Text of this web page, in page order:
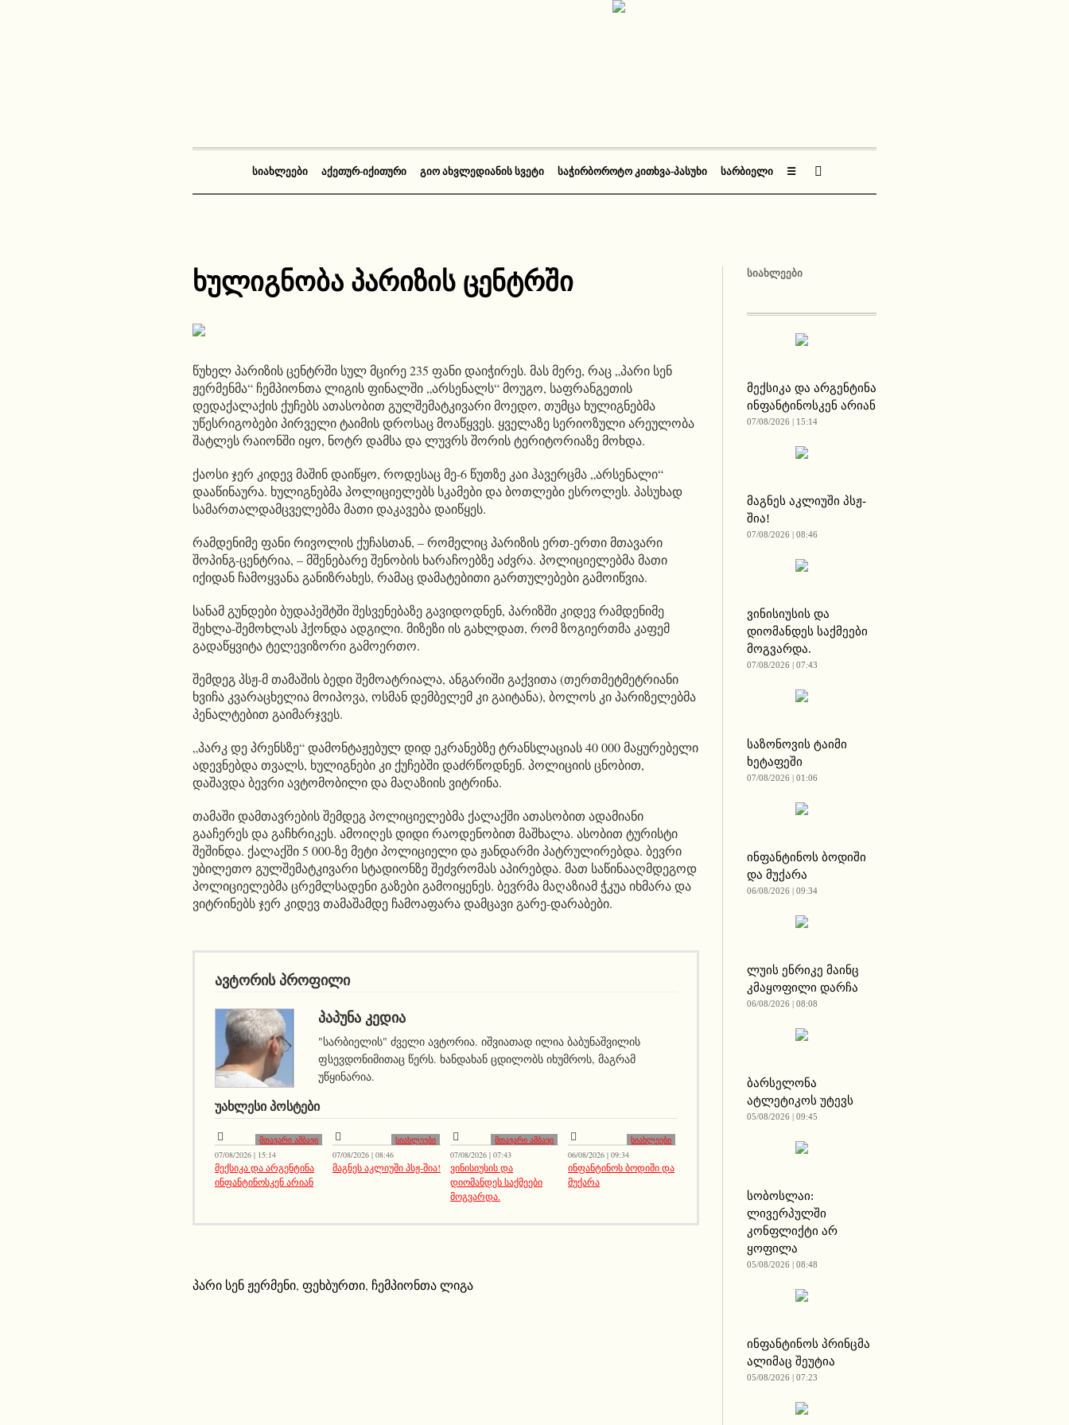
ᲡᲘᲐᲮᲚᲔᲔᲑᲘ ᲐᲥᲔᲗᲣᲠ-ᲘᲥᲘᲗᲣᲠᲘ ᲒᲘᲝ ᲐᲮᲕᲚᲔᲓᲘᲐᲜᲘᲡ ᲡᲕᲔᲢᲘ ᲡᲐᲭᲘᲠᲑᲝᲠᲝᲢᲝ ᲙᲘᲗᲮᲕᲐ-ᲞᲐᲡᲣᲮᲘ ᲡᲐᲠᲑᲘᲔᲚᲘ ☰
ხულიგნობა პარიზის ცენტრში
წუხელ პარიზის ცენტრში სულ მცირე 235 ფანი დაიჭირეს. მას მერე, რაც „პარი სენ
ჟერმენმა“ ჩემპიონთა ლიგის ფინალში „არსენალს“ მოუგო, საფრანგეთის
დედაქალაქის ქუჩებს ათასობით გულშემატკივარი მოედო, თუმცა ხულიგნებმა
უწესრიგობები პირველი ტაიმის დროსაც მოაწყვეს. ყველაზე სერიოზული არეულობა
შატლეს რაიონში იყო, ნოტრ დამსა და ლუვრს შორის ტერიტორიაზე მოხდა.
ქაოსი ჯერ კიდევ მაშინ დაიწყო, როდესაც მე-6 წუთზე კაი ჰავერცმა „არსენალი“
დააწინაურა. ხულიგნებმა პოლიციელებს სკამები და ბოთლები ესროლეს. პასუხად
სამართალდამცველებმა მათი დაკავება დაიწყეს.
რამდენიმე ფანი რივოლის ქუჩასთან, – რომელიც პარიზის ერთ-ერთი მთავარი
შოპინგ-ცენტრია, – მშენებარე შენობის ხარაჩოებზე აძვრა. პოლიციელებმა მათი
იქიდან ჩამოყვანა განიზრახეს, რამაც დამატებითი გართულებები გამოიწვია.
სანამ გუნდები ბუდაპეშტში შესვენებაზე გავიდოდნენ, პარიზში კიდევ რამდენიმე
შეხლა-შემოხლას ჰქონდა ადგილი. მიზეზი ის გახლდათ, რომ ზოგიერთმა კაფემ
გადაწყვიტა ტელევიზორი გამოერთო.
შემდეგ პსჟ-მ თამაშის ბედი შემოატრიალა, ანგარიში გაქვითა (თერთმეტმეტრიანი
ხვიჩა კვარაცხელია მოიპოვა, ოსმან დემბელემ კი გაიტანა), ბოლოს კი პარიზელებმა
პენალტებით გაიმარჯვეს.
„პარკ დე პრენსზე“ დამონტაჟებულ დიდ ეკრანებზე ტრანსლაციას 40 000 მაყურებელი
ადევნებდა თვალს, ხულიგნები კი ქუჩებში დაძრწოდნენ. პოლიციის ცნობით,
დაშავდა ბევრი ავტომობილი და მაღაზიის ვიტრინა.
თამაში დამთავრების შემდეგ პოლიციელებმა ქალაქში ათასობით ადამიანი
გააჩერეს და გაჩხრიკეს. ამოიღეს დიდი რაოდენობით მაშხალა. ასობით ტურისტი
შეშინდა. ქალაქში 5 000-ზე მეტი პოლიციელი და ჟანდარმი პატრულირებდა. ბევრი
უბილეთო გულშემატკივარი სტადიონზე შეძვრომას აპირებდა. მათ საწინააღმდეგოდ
პოლიციელებმა ცრემლსადენი გაზები გამოიყენეს. ბევრმა მაღაზიამ ჭკუა იხმარა და
ვიტრინებს ჯერ კიდევ თამაშამდე ჩამოაფარა დამცავი გარე-დარაბები.
ავტორის პროფილი
ᲞᲐᲞᲣᲜᲐ ᲙᲔᲓᲘᲐ
"სარბიელის" ძველი ავტორია. იშვიათად ილია ბაბუნაშვილის
ფსევდონიმითაც წერს. ხანდახან ცდილობს იხუმროს, მაგრამ
უწყინარია.
ᲣᲐᲮᲚᲔᲡᲘ ᲞᲝᲡᲢᲔᲑᲘ
მთავარი ამბავი
07/08/2026 | 15:14
მექსიკა და არგენტინა
ინფანტინოსკენ არიან
სიახლეები
07/08/2026 | 08:46
მაგნეს აკლიუში პსჟ-შია!
მთავარი ამბავი
07/08/2026 | 07:43
ვინისიუსის და
დიომანდეს საქმეები
მოგვარდა.
სიახლეები
06/08/2026 | 09:34
ინფანტინოს ბოდიში და
მუქარა
პარი სენ ჟერმენი, ფეხბურთი, ჩემპიონთა ლიგა
ᲡᲘᲐᲮᲚᲔᲔᲑᲘ
მექსიკა და არგენტინა
ინფანტინოსკენ არიან
07/08/2026 | 15:14
მაგნეს აკლიუში პსჟ-
შია!
07/08/2026 | 08:46
ვინისიუსის და
დიომანდეს საქმეები
მოგვარდა.
07/08/2026 | 07:43
საზონოვის ტაიმი
ხეტაფეში
07/08/2026 | 01:06
ინფანტინოს ბოდიში
და მუქარა
06/08/2026 | 09:34
ლუის ენრიკე მაინც
კმაყოფილი დარჩა
06/08/2026 | 08:08
ბარსელონა
ატლეტიკოს უტევს
05/08/2026 | 09:45
სობოსლაი:
ლივერპულში
კონფლიქტი არ
ყოფილა
05/08/2026 | 08:48
ინფანტინოს პრინცმა
ალიმაც შეუტია
05/08/2026 | 07:23